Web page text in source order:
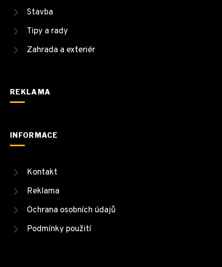
Stavba
Tipy a rady
Zahrada a exteriér
REKLAMA
INFORMACE
Kontakt
Reklama
Ochrana osobních údajů
Podmínky použití